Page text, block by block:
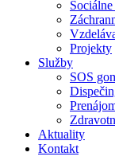
Projekty
Služby
SOS
Aktuality
Kontakt